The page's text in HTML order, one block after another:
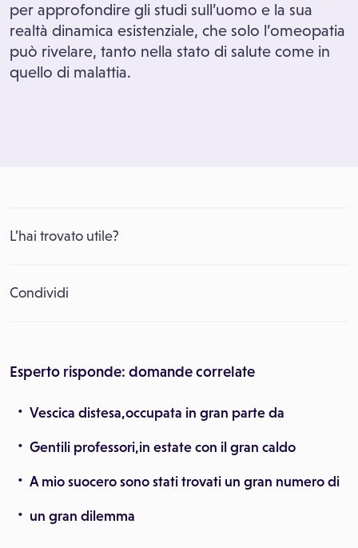
per approfondire gli studi sull’uomo e la sua
realtà dinamica esistenziale, che solo l’omeopatia
può rivelare, tanto nella stato di salute come in
quello di malattia.
L’hai trovato utile?
Condividi
Esperto risponde: domande correlate
Vescica distesa,occupata in gran parte da
Gentili professori,in estate con il gran caldo
A mio suocero sono stati trovati un gran numero di
un gran dilemma